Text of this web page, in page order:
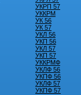
УКРП 57
УККРМ
УК 56
УК 57
УКЛ 56
УКП 56
УКЛ 57
УКП 57
УККРМФ
УКЛФ 56
УКПФ 56
УКЛФ 57
УКПФ 57